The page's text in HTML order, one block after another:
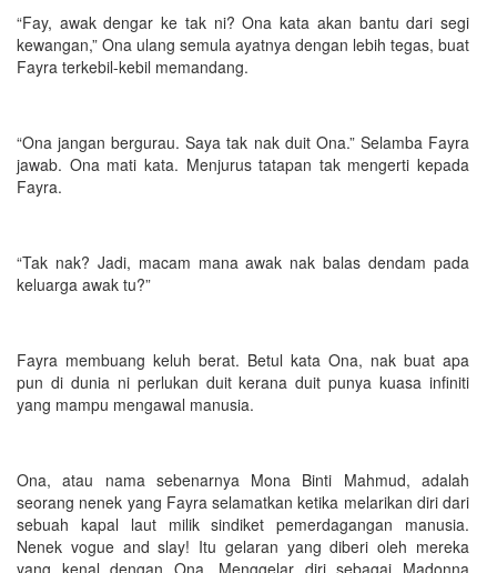
“Fay, awak dengar ke tak ni? Ona kata akan bantu dari segi
kewangan,” Ona ulang semula ayatnya dengan lebih tegas, buat
Fayra terkebil-kebil memandang.
“Ona jangan bergurau. Saya tak nak duit Ona.” Selamba Fayra
jawab. Ona mati kata. Menjurus tatapan tak mengerti kepada
Fayra.
“Tak nak? Jadi, macam mana awak nak balas dendam pada
keluarga awak tu?”
Fayra membuang keluh berat. Betul kata Ona, nak buat apa
pun di dunia ni perlukan duit kerana duit punya kuasa infiniti
yang mampu mengawal manusia.
Ona, atau nama sebenarnya Mona Binti Mahmud, adalah
seorang nenek yang Fayra selamatkan ketika melarikan diri dari
sebuah kapal laut milik sindiket pemerdagangan manusia.
Nenek vogue and slay! Itu gelaran yang diberi oleh mereka
yang kenal dengan Ona. Menggelar diri sebagai Madonna